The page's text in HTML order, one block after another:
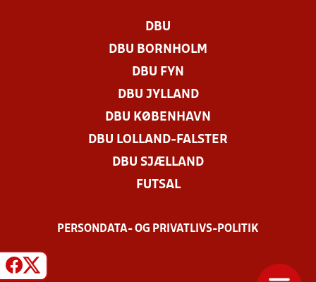
DBU
DBU BORNHOLM
DBU FYN
DBU JYLLAND
DBU KØBENHAVN
DBU LOLLAND-FALSTER
DBU SJÆLLAND
FUTSAL
PERSONDATA- OG PRIVATLIVS-POLITIK